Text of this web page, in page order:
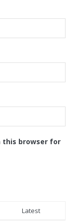
this browser for
Latest